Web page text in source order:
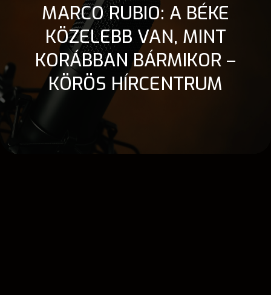
MARCO RUBIO: A BÉKE
KÖZELEBB VAN, MINT
KORÁBBAN BÁRMIKOR –
KÖRÖS HÍRCENTRUM